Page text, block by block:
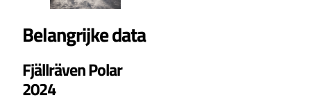
Belangrijke data
Fjällräven Polar
2024